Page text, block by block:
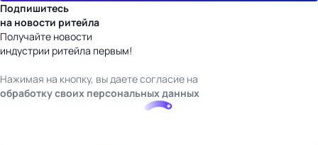
Подпишитесь
на новости ритейла
Получайте новости
индустрии ритейла первым!
Нажимая на кнопку, вы даете согласие на
обработку своих персональных данных